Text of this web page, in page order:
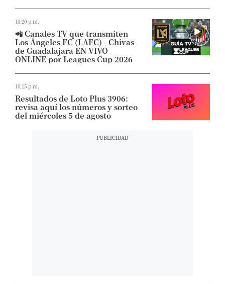
10:20 p.m.
📲 Canales TV que transmiten
Los Ángeles FC (LAFC) - Chivas
de Guadalajara EN VIVO
ONLINE por Leagues Cup 2026
10:15 p.m.
Resultados de Loto Plus 3906:
revisa aquí los números y sorteo
del miércoles 5 de agosto